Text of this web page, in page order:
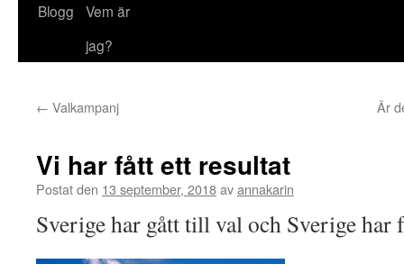
Blogg
Vem är
jag?
← Valkampanj Är
Vi har fått ett resultat
Postat den 13 september, 2018avannakarin
Sverige har gått till val och Sverige har